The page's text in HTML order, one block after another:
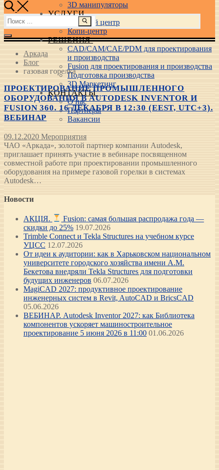
3D манипуляторы
УСЛУГИ
Учебный центр
Копи-центр
РЕШЕНИЯ
CAD/CAM/CAE/PDM для проектирования
и производства
Fusion для проектирования и производства
Подготовка производства
3D Маркетинг
КОНТАКТЫ
О нас
Партнеры
Вакансии
Найти:
Аркада
Блог
газовая горелка
ПРОЕКТИРОВАНИЕ ПРОМЫШЛЕННОГО
ОБОРУДОВАНИЯ В AUTODESK INVENTOR И
FUSION 360. 16 ДЕКАБРЯ В 12:30 (EEST, UTC+3).
ВЕБИНАР
09.12.2020 Мероприятия
ЧАО «Аркада», золотой партнер компании Autodesk,
приглашает принять участие в вебинаре посвященном
совместной работе при проектировании промышленного
оборудования на примере газовой горелки в системах
Autodesk…
Новости
АКЦІЯ.
Fusion: самая большая распродажа года —
скидки до 25% 19.07.2026
Trimble Connect и Tekla Structures на учебном курсе
УЦСС 12.07.2026
От идеи к аудитории: как в Харьковском национальном
университете городского хозяйства имени А.М.
Бекетова внедряли Tekla Structures для подготовки
будущих инженеров 06.07.2026
MagiCAD 2027: продуктивное проектирование
инженерных систем в Revit, AutoCAD и BricsCAD
05.06.2026
ВЕБИНАР. Autodesk Inventor 2027: как Библиотека
компонентов ускоряет машиностроительное
проектирование 5 июня 2026 в 11:00 01.06.2026